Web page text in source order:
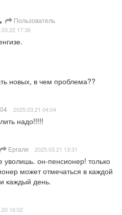
Пользователь
17:36
новых, в чем проблема??
2025.03.21 04:04
надо!!!!!
Ергали 2025.03.21 13:31
уволишь. он-пенсионер! только
может отмечаться в каждой
каждый день.
16:02